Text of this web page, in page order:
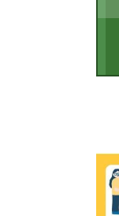
文